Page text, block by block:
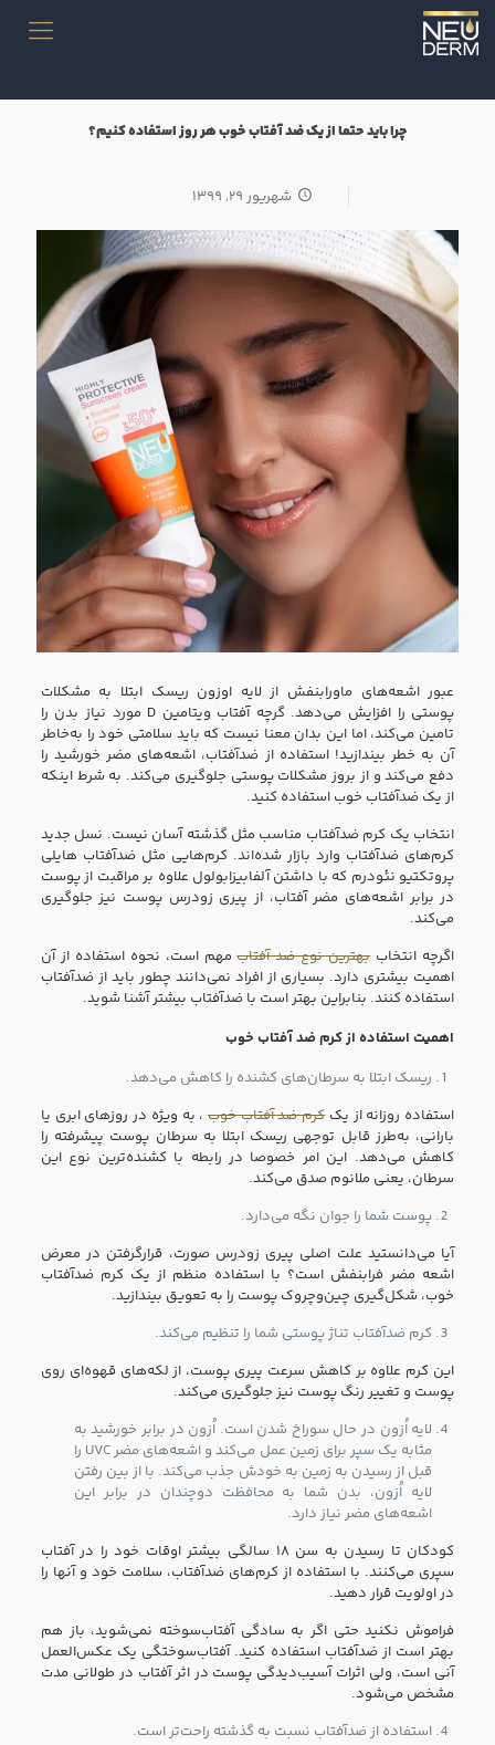
چرا باید حتما از یک ضد آفتاب خوب هر روز استفاده کنیم؟
شهریور ۲۹, ۱۳۹۹
عبور اشعه‌های ماورابنفش از لایه اوزون ریسک ابتلا به مشکلات
پوستی را افزایش می‌دهد. گرچه آفتاب ویتامین D مورد نیاز بدن را
تامین می‌کند، اما این بدان معنا نیست که باید سلامتی خود را به‌خاطر
آن به خطر بیندازید! استفاده از ضدآفتاب، اشعه‌های مضر خورشید را
دفع می‌کند و از بروز مشکلات پوستی جلوگیری می‌کند. به شرط اینکه
از یک ضدآفتاب خوب استفاده کنید.
انتخاب یک کرم ضدآفتاب مناسب مثل گذشته آسان نیست. نسل جدید
کرم‌های ضدآفتاب وارد بازار شده‌اند.‌ کرم‌هایی مثل ضدآفتاب هایلی
پروتکتیو نئودرم که با داشتن آلفابیزابولول علاوه بر مراقبت از پوست
در برابر اشعه‌های مضر آفتاب،‌ از پیری زودرس پوست نیز جلوگیری
می‌کند.
اگرچه انتخاببهترین نوع ضد آفتابمهم است،‌ نحوه استفاده از آن
اهمیت بیشتری دارد. بسیاری از افراد نمی‌دانند چطور باید از ضدآفتاب
استفاده کنند. بنابراین بهتر است با ضدآفتاب بیشتر آشنا شوید.
اهمیت استفاده از کرم ضد آفتاب خوب
ریسک ابتلا به سرطان‌های کشنده را کاهش می‌دهد.
استفاده روزانه از یککرم ضد آفتاب خوب، به ویژه در روزهای ابری یا
بارانی، به‌طرز قابل توجهی ریسک ابتلا به سرطان پوست پیشرفته را
کاهش می‌دهد. این امر خصوصا در رابطه با کشنده‌ترین نوع این
سرطان، یعنی ملانوم صدق می‌کند.
پوست شما را جوان نگه می‌دارد.
آیا می‌دانستید علت اصلی پیری زودرس صورت، قرارگرفتن در معرض
اشعه مضر فرابنفش است؟ با استفاده منظم از یک کرم ضدآفتاب
خوب، شکل‌گیری چین‌وچروک پوست را به تعویق بیندازید.
کرم ضدآفتاب تناژ پوستی شما را تنظیم می‌کند.
این کرم علاوه بر کاهش سرعت پیری پوست، از لکه‌های قهوه‌ای روی
پوست و تغییر رنگ پوست نیز جلوگیری می‌کند.
لایه اُزون در حال سوراخ شدن است. اُزون در برابر خورشید به
مثابه یک سپر برای زمین عمل می‌کند و اشعه‌های مضر UVC را
قبل از رسیدن به زمین به خودش جذب می‌کند. با از بین رفتن
لایه اُزون، بدن شما به محافظت دوچندان در برابر این
اشعه‌های مضر نیاز دارد.
کودکان تا رسیدن به سن ۱۸ سالگی بیشتر اوقات خود را در آفتاب
سپری می‌کنند. با استفاده از کرم‌های ضدآفتاب، سلامت خود و آنها را
در اولویت قرار دهید.
فراموش نکنید حتی اگر به سادگی آفتاب‌سوخته نمی‌شوید، باز هم
بهتر است از ضدآفتاب استفاده کنید. آفتاب‌سوختگی یک عکس‌العمل
آنی است، ولی اثرات آسیب‌دیدگی پوست در اثر آفتاب در طولانی مدت
مشخص می‌شود.
استفاده از ضدآفتاب نسبت به گذشته راحت‎‌تر است.